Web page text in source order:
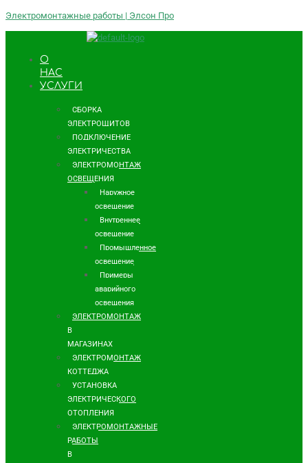
Электромонтажные работы | Элсон Про
О
НАС
УСЛУГИ
СБОРКА
ЭЛЕКТРОЩИТОВ
ПОДКЛЮЧЕНИЕ
ЭЛЕКТРИЧЕСТВА
ЭЛЕКТРОМОНТАЖ
ОСВЕЩЕНИЯ
Наружное
освещение
Внутреннее
освещение
Промышленное
освещение
Примеры
аварийного
освещения
ЭЛЕКТРОМОНТАЖ
В
МАГАЗИНАХ
ЭЛЕКТРОМОНТАЖ
КОТТЕДЖА
УСТАНОВКА
ЭЛЕКТРИЧЕСКОГО
ОТОПЛЕНИЯ
ЭЛЕКТРОМОНТАЖНЫЕ
РАБОТЫ
В